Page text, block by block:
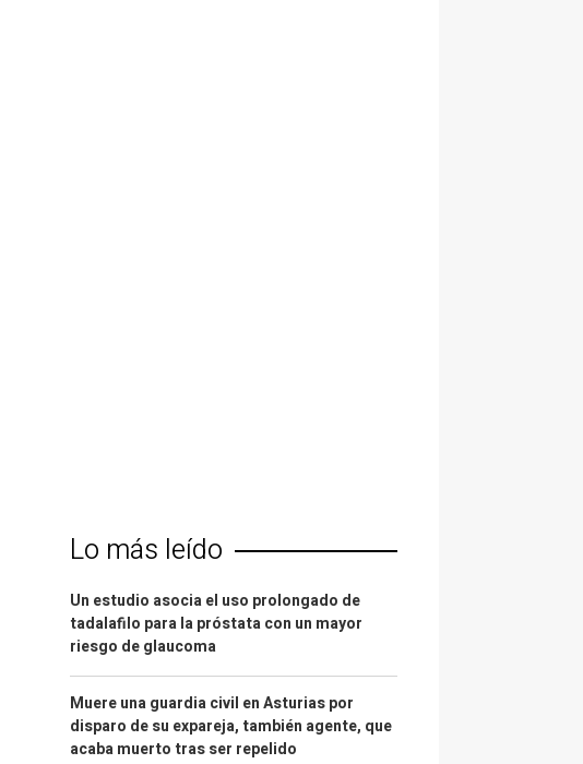
Lo más leído
Un estudio asocia el uso prolongado de
tadalafilo para la próstata con un mayor
riesgo de glaucoma
Muere una guardia civil en Asturias por
disparo de su expareja, también agente, que
acaba muerto tras ser repelido